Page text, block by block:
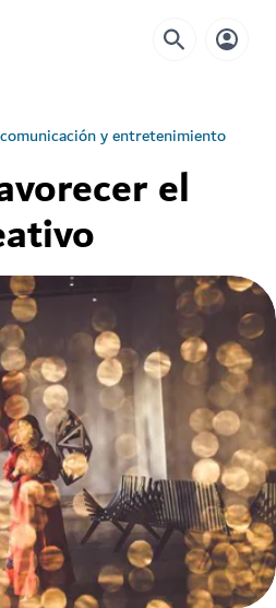
y entretenimiento
el